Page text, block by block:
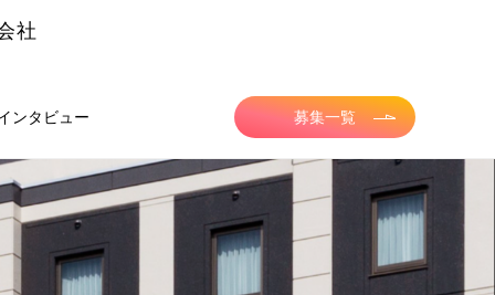
社
ンタビュー 募集一覧